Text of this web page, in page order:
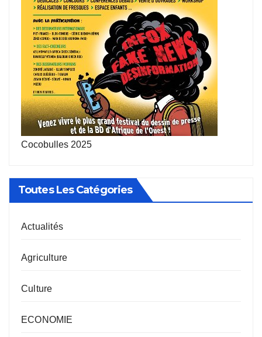
Cocobulles 2025
Toutes Les Catégories
Actualités
Agriculture
Culture
ECONOMIE